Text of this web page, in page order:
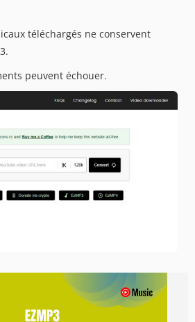
téléchargés ne conservent
peuvent échouer.